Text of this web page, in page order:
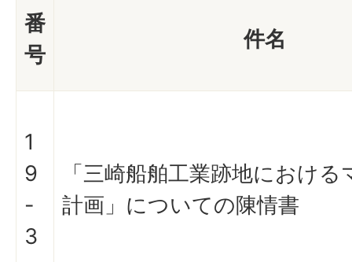
番
号
件名
1
9
-
3
「三崎船舶工業跡地におけ
計画」についての陳情書